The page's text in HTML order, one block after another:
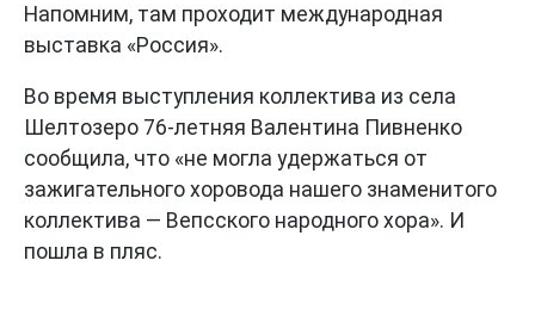
Напомним, там проходит международная
выставка «Россия».
Во время выступления коллектива из села
Шелтозеро 76-летняя Валентина Пивненко
сообщила, что «не могла удержаться от
зажигательного хоровода нашего знаменитого
коллектива — Вепсского народного хора». И
пошла в пляс.